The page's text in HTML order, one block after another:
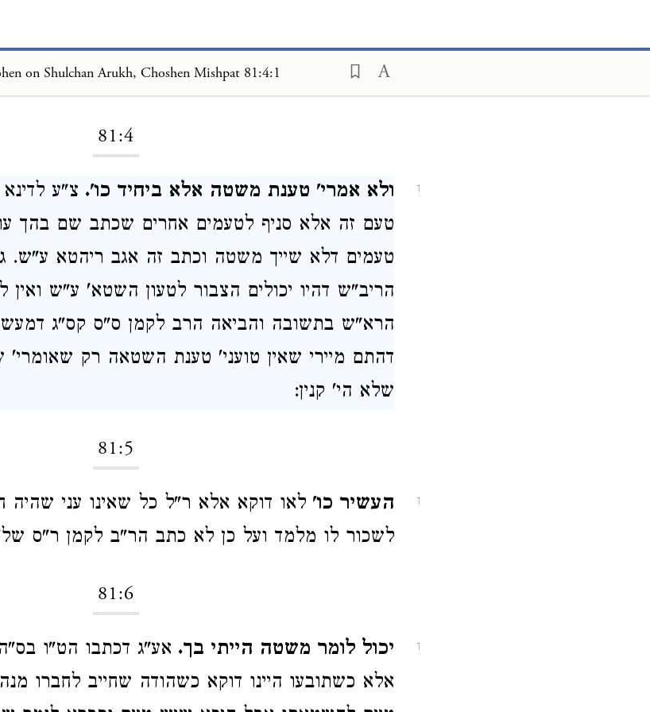
on Shulchan Arukh, Choshen Mishpat 81:4:1
81:4
1 ולא אמרי' טענת משטה אלא ביחיד כו'. צ"ע
טעם זה אלא סניף לטעמים אחרים שכתב שם בהך
טעמים דלא שייך משטה וכתב זה אגב ריהטא ע"ש.
הריב"ש דהיו יכולים הצבור לטעון השטא' ע"ש
הרא"ש בתשובה והביאה הרב לקמן ס"ס קס"ג
דהתם מיירי שאין טועני' טענת השטאה רק שאומרי'
שלא הי' קנין:
81:5
1 העשיר כו' לאו דוקא אלא ר"ל כל שאינו עני שהיה
לשכור לו מלמד ועל כן לא כתב הר"ב לקמן ר"ס
81:6
1 יכול לומר משטה הייתי בך. אע"ג דכתבו הט"ו
אלא כשתובעו היינו דוקא כשהודה שחייב לחברו